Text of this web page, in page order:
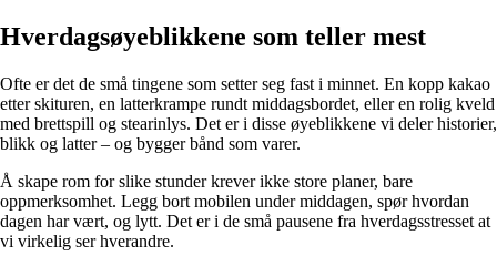
Hverdagsøyeblikkene som teller mest
Ofte er det de små tingene som setter seg fast i minnet. En kopp kakao
etter skituren, en latterkrampe rundt middagsbordet, eller en rolig kveld
med brettspill og stearinlys. Det er i disse øyeblikkene vi deler historier,
blikk og latter – og bygger bånd som varer.
Å skape rom for slike stunder krever ikke store planer, bare
oppmerksomhet. Legg bort mobilen under middagen, spør hvordan
dagen har vært, og lytt. Det er i de små pausene fra hverdagsstresset at
vi virkelig ser hverandre.